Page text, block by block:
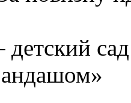
детский